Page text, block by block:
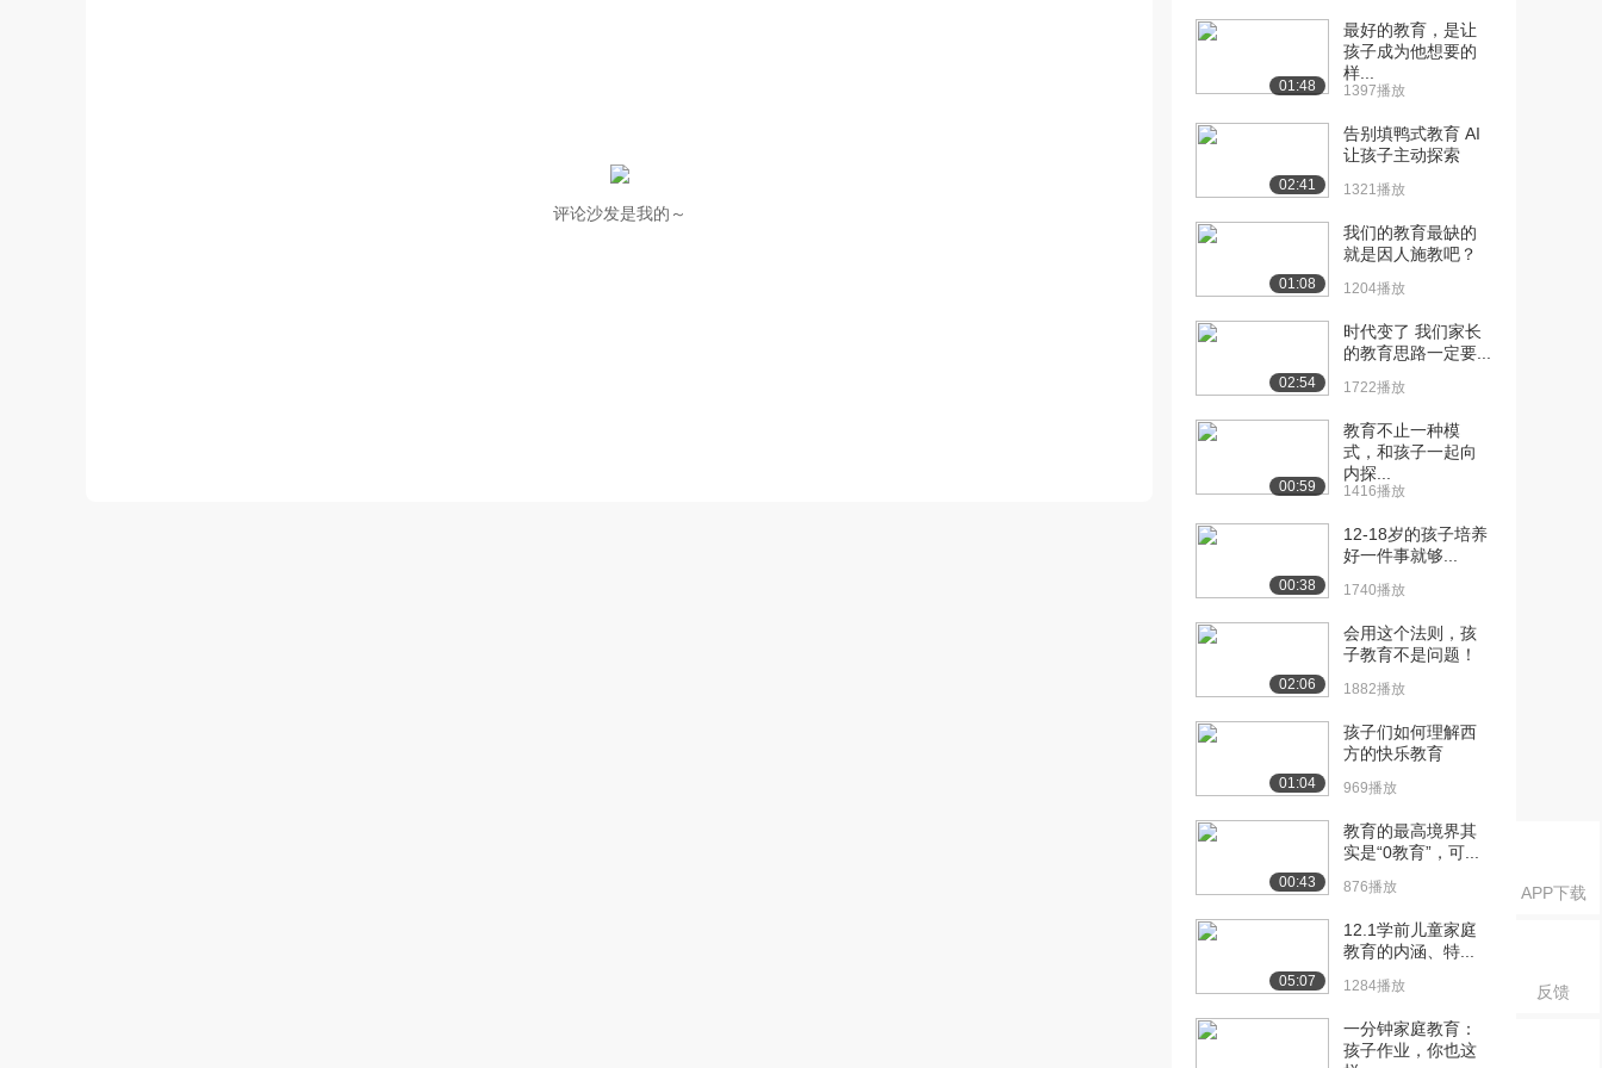
APP下载
反馈
评论沙发是我的～
[5] 宁毅：如何让慢性病不
18:00
[6] 洪波：解读大脑的密码 18:15
[6] 朱永新：阅读造就中国
2.6万播放
[7] 苏清华：我的家庭美育
观
3.9万播放
路成长
8.3万播放
[9] 张春成：创新源于生活 14:42
[10] 刘红：月球生活105天 17:48
[11] 雷殿生：生死罗布泊
2.7万播放
[12] 李风：我们艺术有力
量
2.4万播放
[13] 陈凯：爱我，就给我
写份遗嘱吧
[15] 黄小山：垃圾的高大
17:37
[16] 赵永恒：逃离黑洞的
17:11
[17] 郑毓煌：洞察消费心 17:32
01:48
最好的教育，是让
孩子成为他想要的
样...
1397播放
02:41
告别填鸭式教育 AI
让孩子主动探索
1321播放
01:08
我们的教育最缺的
就是因人施教吧？
1204播放
02:54
时代变了 我们家长
的教育思路一定要...
1722播放
00:59
教育不止一种模
式，和孩子一起向
内探...
1416播放
00:38
12-18岁的孩子培养
好一件事就够...
1740播放
02:06
会用这个法则，孩
子教育不是问题！
1882播放
01:04
孩子们如何理解西
方的快乐教育
969播放
00:43
教育的最高境界其
实是“0教育”，可...
876播放
05:07
12.1学前儿童家庭
教育的内涵、特...
1284播放
一分钟家庭教育：
孩子作业，你也这